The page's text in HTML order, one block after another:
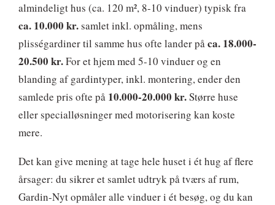
almindeligt hus (ca. 120 m², 8-10 vinduer) typisk fra
ca. 10.000 kr.samlet inkl. opmåling, mens
plisségardiner til samme hus ofte lander påca. 18.000-
20.500 kr.For et hjem med 5-10 vinduer og en
blanding af gardintyper, inkl. montering, ender den
samlede pris ofte på 10.000-20.000 kr.Større huse
eller specialløsninger med motorisering kan koste
mere.
Det kan give mening at tage hele huset i ét hug af flere
årsager: du sikrer et samlet udtryk på tværs af rum,
Gardin-Nyt opmåler alle vinduer i ét besøg, og du kan